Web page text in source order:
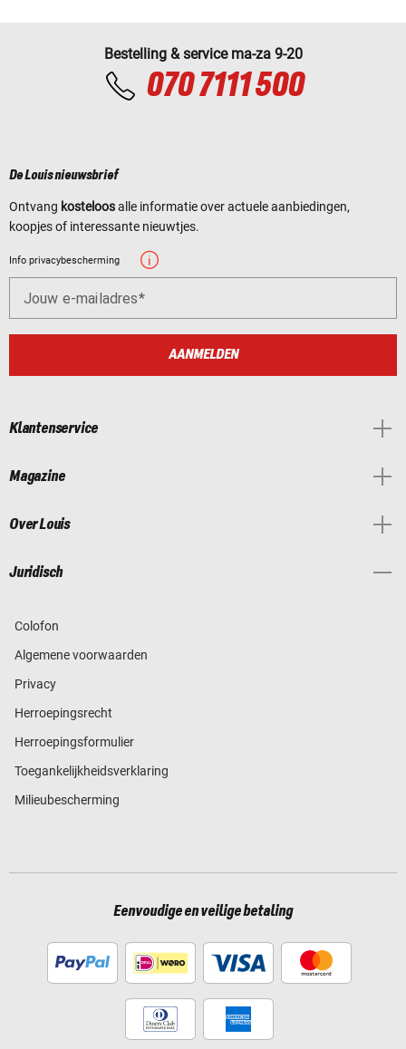
Bestelling & service ma-za 9-20
070 7111 500
De Louis nieuwsbrief
Ontvang kosteloosalle informatie over actuele aanbiedingen,
koopjes of interessante nieuwtjes.
Info privacybescherming
Jouw e-mailadres
AANMELDEN
Klantenservice
Magazine
Over Louis
Juridisch
Colofon
Algemene voorwaarden
Privacy
Herroepingsrecht
Herroepingsformulier
Toegankelijkheidsverklaring
Milieubescherming
Eenvoudige en veilige betaling